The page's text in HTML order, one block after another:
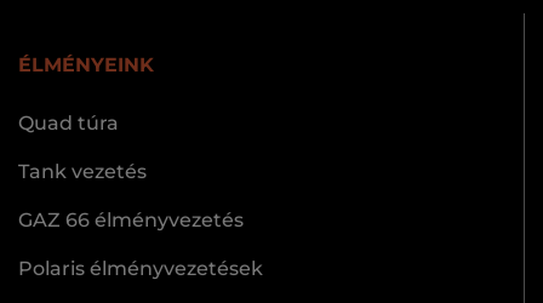
ÉLMÉNYEINK
Quad túra
Tank vezetés
GAZ 66 élményvezetés
Polaris élményvezetések